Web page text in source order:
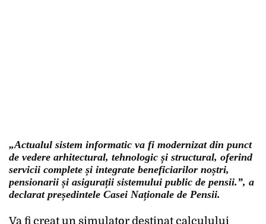
„Actualul sistem informatic va fi modernizat din punct
de vedere arhitectural, tehnologic și structural, oferind
servicii complete și integrate beneficiarilor noștri,
pensionarii și asigurații sistemului public de pensii.”, a
declarat președintele Casei Naționale de Pensii.
Va fi creat un simulator destinat calculului